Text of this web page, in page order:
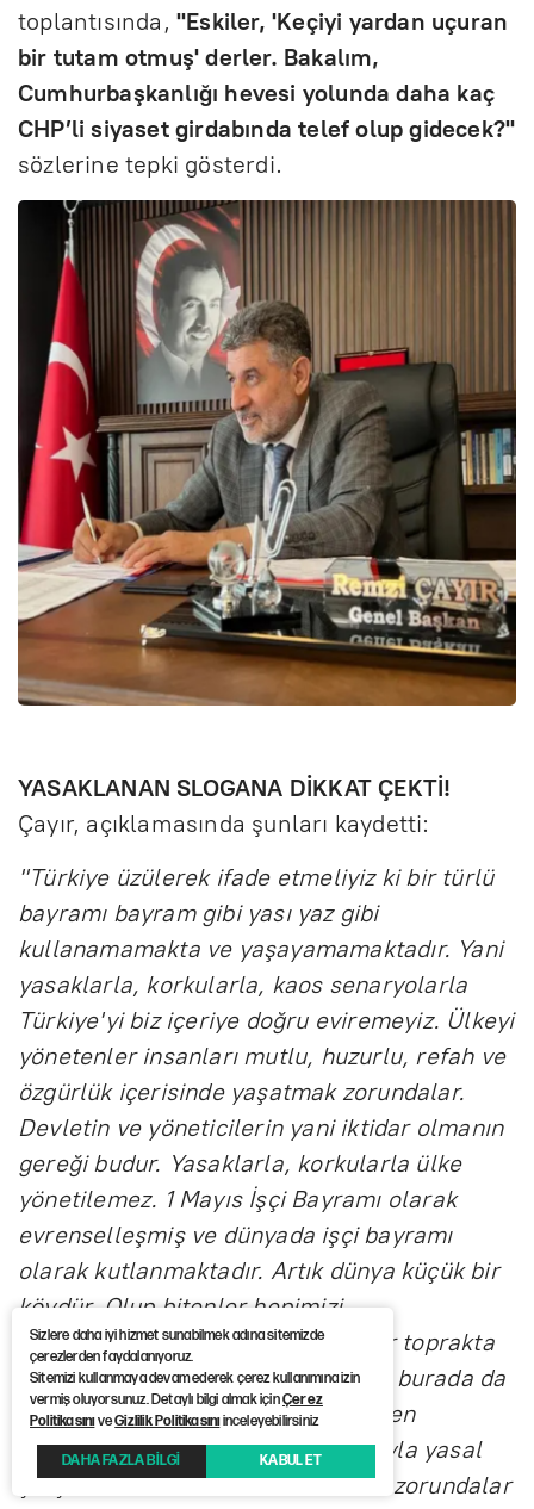
toplantısında, "Eskiler, 'Keçiyi yardan uçuran
bir tutam otmuş' derler. Bakalım,
Cumhurbaşkanlığı hevesi yolunda daha kaç
CHP’li siyaset girdabında telef olup gidecek?"
sözlerine tepki gösterdi.
YASAKLANAN SLOGANA DİKKAT ÇEKTİ!
Çayır, açıklamasında şunları kaydetti:
"Türkiye üzülerek ifade etmeliyiz ki bir türlü
bayramı bayram gibi yası yaz gibi
kullanamamakta ve yaşayamamaktadır. Yani
yasaklarla, korkularla, kaos senaryolarla
Türkiye'yi biz içeriye doğru eviremeyiz. Ülkeyi
yönetenler insanları mutlu, huzurlu, refah ve
özgürlük içerisinde yaşatmak zorundalar.
Devletin ve yöneticilerin yani iktidar olmanın
gereği budur. Yasaklarla, korkularla ülke
yönetilemez. 1 Mayıs İşçi Bayramı olarak
evrenselleşmiş ve dünyada işçi bayramı
olarak kutlanmaktadır. Artık dünya küçük bir
köydür. Olup bitenler hepimizi
ilgilendirmektedir. Orada başka bir toprakta
ve coğrafyada bayram kutlanırken burada da
kutlanır. İşçiler kırmadan, dökmeden
anayasal çerçevede kalmak kaydıyla yasal
çerçevede kendilerini ifade etmek zorundalar
Sizlere daha iyi hizmet sunabilmek adına sitemizde
çerezlerden faydalanıyoruz.
Sitemizi kullanmaya devam ederek çerez kullanımına izin
vermiş oluyorsunuz. Detaylı bilgi almak içinÇerez
PolitikasınıveGizlilik Politikasınıinceleyebilirsiniz
DAHA FAZLA BİLGİ KABUL ET